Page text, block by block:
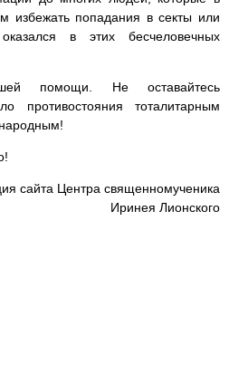
избежать попадания в секты или
в этих бесчеловечных
помощи. Не оставайтесь
противостояния тоталитарным
сайта Центра священномученика
Иринея Лионского